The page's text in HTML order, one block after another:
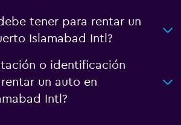
tener para rentar un
Islamabad Intl?
o identificación
un auto en
Intl?